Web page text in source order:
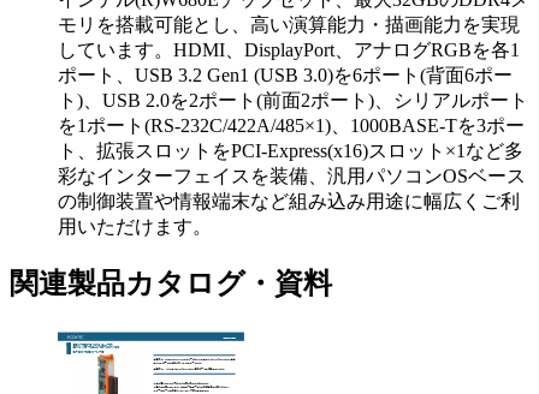
モリを搭載可能とし、高い演算能力・描画能力を実現
しています。HDMI、DisplayPort、アナログRGBを各1
ポート、USB 3.2 Gen1 (USB 3.0)を6ポート(背面6ポー
ト)、USB 2.0を2ポート(前面2ポート)、シリアルポート
を1ポート(RS-232C/422A/485×1)、1000BASE-Tを3ポー
ト、拡張スロットをPCI-Express(x16)スロット×1など多
彩なインターフェイスを装備、汎用パソコンOSベース
の制御装置や情報端末など組み込み用途に幅広くご利
用いただけます。
関連製品カタログ・資料